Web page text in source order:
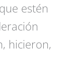
estén
hicieron,